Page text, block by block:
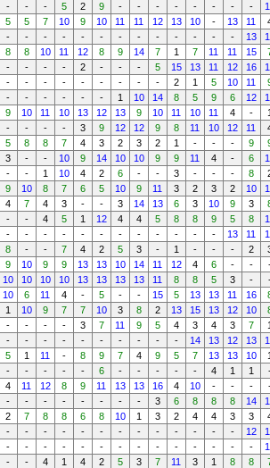
- - - 5 2 9 - - - - - - - -
5 5 7 10 9 10 11 11 12 13 10 - 13 11
- - - - - - - - - - - - - 13
8 8 10 11 12 8 9 14 7 1 7 11 11 15
- - - - 2 - - - 5 15 13 11 12 16
- - - - - - - - - 2 1 5 10 11
- - - - - - 1 10 14 8 5 9 6 12
9 10 11 10 13 12 13 9 10 11 10 11 4 - 1
- - - - 3 9 12 12 9 8 11 10 12 11
5 8 8 7 4 3 2 3 2 1 - - - 9
3 - - 10 9 14 10 10 9 9 11 4 - 6
- - 1 10 4 2 6 - - 3 - - - 8
9 10 8 7 6 5 10 9 11 3 2 3 2 10
4 7 4 3 - - 3 14 13 6 3 10 9 3
- - 4 5 1 12 4 4 5 8 8 9 5 8
- - - - - - - - - - - - 13 11
8 - - 7 4 2 5 3 - 1 - - - 2
9 10 9 9 13 13 10 14 11 12 4 6 - -
10 10 10 10 13 13 13 13 11 8 8 5 3 -
10 6 11 4 - 5 - - 15 5 13 13 11 16
1 10 9 7 7 10 3 8 2 13 15 13 12 10
- - - - 3 7 11 9 5 4 3 4 3 7 1
- - - - - - - - - - 14 13 12 13
5 1 11 - 8 9 7 4 9 5 7 13 13 10 1
- - - - - 6 - - - - - 4 1 1
4 11 12 8 9 11 13 13 16 4 10 - - -
- - - - - - - - 3 6 8 8 8 14
2 7 8 8 6 8 10 1 3 2 4 4 3 3
- - - - - - - - - - - - - 12
- - - - - - - - - - - - - -
- - 4 1 4 2 5 3 7 11 3 1 8 8